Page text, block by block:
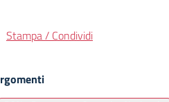
Stampa / Condividi